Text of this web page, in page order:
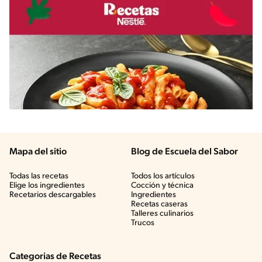
Mapa del sitio
Todas las recetas
Elige los ingredientes
Recetarios descargables
Blog de Escuela del Sabor
Todos los artículos
Cocción y técnica
Ingredientes
Recetas caseras
Talleres culinarios
Trucos
Categorias de Recetas